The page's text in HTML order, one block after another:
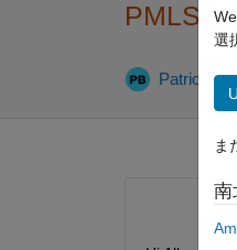
PMLSM
Patrick
選
ま
南